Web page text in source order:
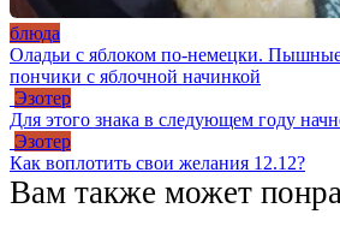
блюда
Оладьи с яблоком по-немецки.
пончики с яблочной начинкой
Эзотер
Для этого знака в следующем году
Эзотер
Как воплотить свои желания 12.12?
Вам также может